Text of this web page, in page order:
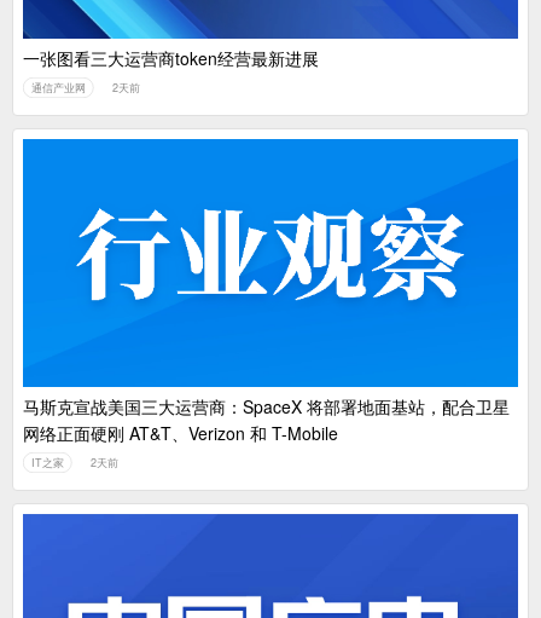
一张图看三大运营商token经营最新进展
通信产业网 2天前
马斯克宣战美国三大运营商：SpaceX 将部署地面基站，配合卫星
网络正面硬刚 AT&T、Verizon 和 T-Mobile
IT之家 2天前